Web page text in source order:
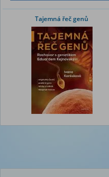
Tajemná řeč genů